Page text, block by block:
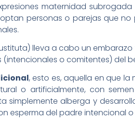
maternidad
personas o parejas que
lleva a cabo un
o comitentes) del
, esto es, aquella en que
o artificialmente, con
simplemente alberga y
esperma del padre intencional